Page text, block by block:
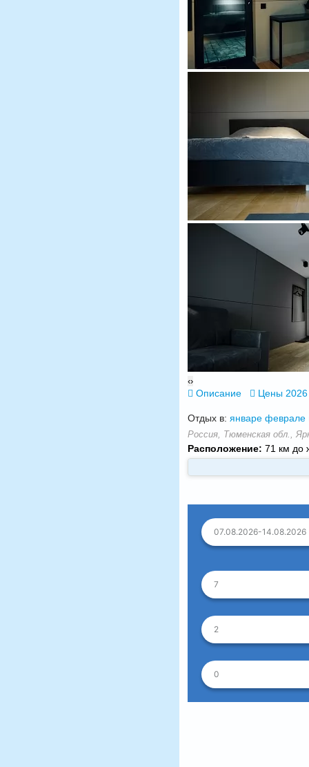
‹›
Описание Цены
Отдых в: январе феврале
Россия, Тюменская обл.,
Расположение: 71 км до
07.08.2026-14.08.2026
7
2
0